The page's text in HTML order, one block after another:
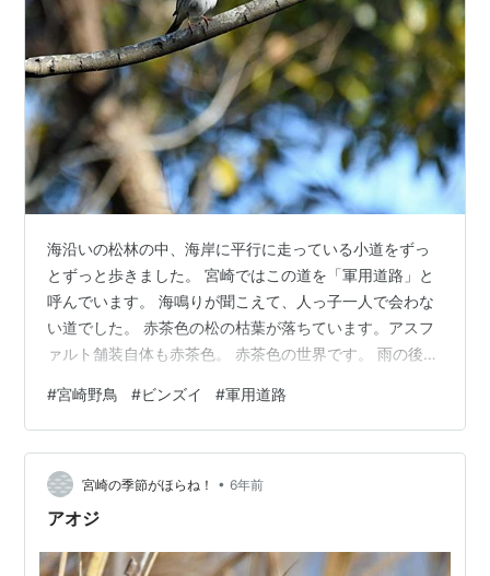
海沿いの松林の中、海岸に平行に走っている小道をずっ
とずっと歩きました。 宮崎ではこの道を「軍用道路」と
呼んでいます。 海鳴りが聞こえて、人っ子一人で会わな
い道でした。 赤茶色の松の枯葉が落ちています。アスフ
ァルト舗装自体も赤茶色。 赤茶色の世界です。 雨の後な
たのはビンズイです。 水飲みにやって来ました。 ビンズ
イは里山にもいますが、圧倒的に海岸林の松林が多いよ
うです。 なんだか遺伝子を調べたら、山の者と海岸松林
の者と少し違うのかもしれないと思ったりします。 水を
飲んだら枝で休憩です。 松林の道は終わりが来ないの
#宮崎野鳥 #ビンズイ #軍用道路
宮崎の季節がほらね！ • 6年前
アオジ